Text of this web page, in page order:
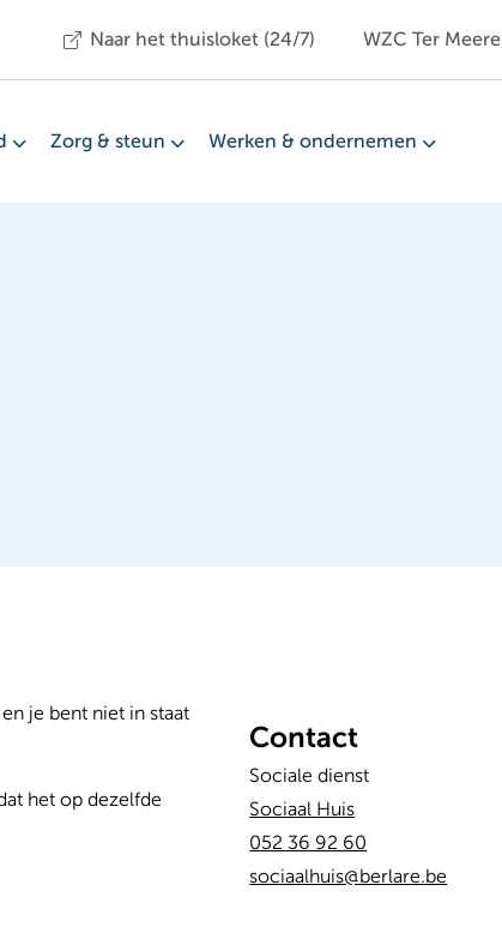
Naar het thuisloket (24/7) WZC Ter Meere
Zorg & steun Werken & ondernemen
je bent niet in staat
het op dezelfde
Contact
Sociale dienst
Sociaal Huis
052 36 92 60
sociaalhuis@berlare.be